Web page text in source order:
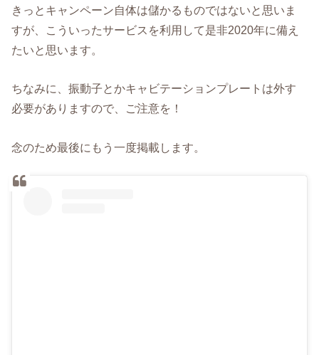
きっとキャンペーン自体は儲かるものではないと思いま
すが、こういったサービスを利用して是非2020年に備え
たいと思います。
ちなみに、振動子とかキャビテーションプレートは外す
必要がありますので、ご注意を！
念のため最後にもう一度掲載します。